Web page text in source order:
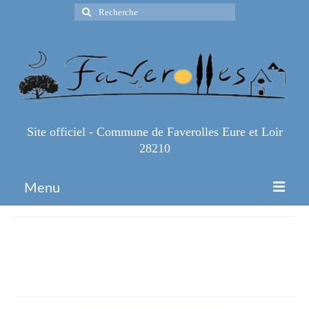
Rechercher
:
Site officiel - Commune de Faverolles Eure et Loir
28210
Menu